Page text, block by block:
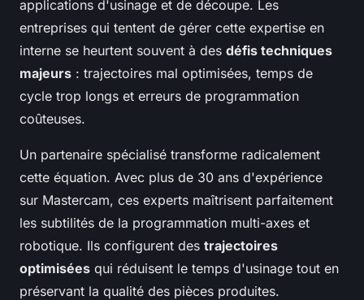
applications d'usinage et de découpe. Les
entreprises qui tentent de gérer cette expertise en
interne se heurtent souvent à des défis techniques
majeurs : trajectoires mal optimisées, temps de
cycle trop longs et erreurs de programmation
coûteuses.
Un partenaire spécialisé transforme radicalement
cette équation. Avec plus de 30 ans d'expérience
sur Mastercam, ces experts maîtrisent parfaitement
les subtilités de la programmation multi-axes et
robotique. Ils configurent des trajectoires
optimisées qui réduisent le temps d'usinage tout en
préservant la qualité des pièces produites.